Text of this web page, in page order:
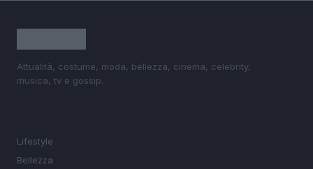
Attualità, costume, moda, bellezza, cinema, celebrity,
musica, tv e gossip.
Lifestyle
Bellezza